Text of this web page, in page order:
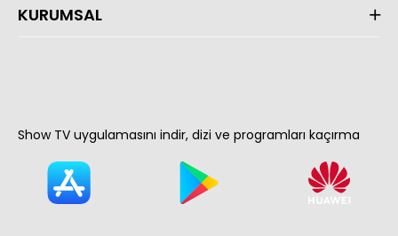
KURUMSAL
Show TV uygulamasını indir, dizi ve programları kaçırma